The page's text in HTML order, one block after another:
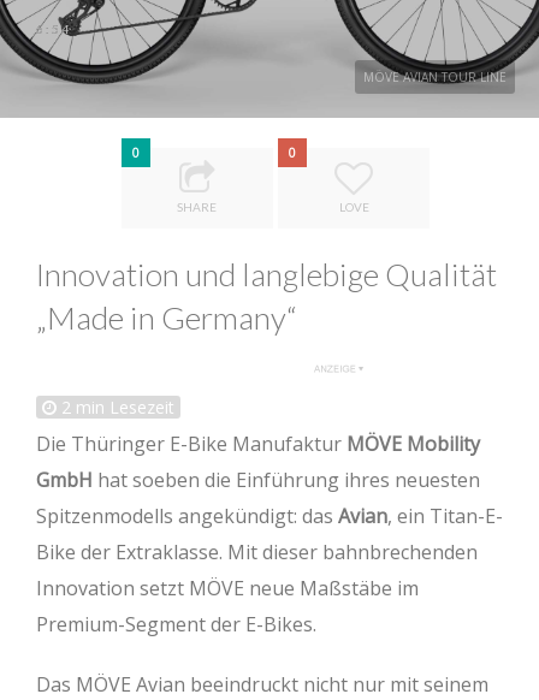
MÖVE AVIAN TOUR LINE
6:54
0
SHARE
0
LOVE
Innovation und langlebige Qualität
„Made in Germany“
2 min Lesezeit
Die Thüringer E-Bike Manufaktur MÖVE Mobility
GmbH hat soeben die Einführung ihres neuesten
Spitzenmodells angekündigt: das Avian, ein Titan-E-
Bike der Extraklasse. Mit dieser bahnbrechenden
Innovation setzt MÖVE neue Maßstäbe im
Premium-Segment der E-Bikes.
Das MÖVE Avian beeindruckt nicht nur mit seinem